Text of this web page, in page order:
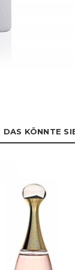
DAS KÖNNTE